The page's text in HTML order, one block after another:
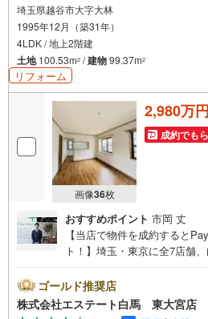
埼玉県越谷市大字大林
1995年12月（築31年）
4LDK / 地上2階建
土地100.53m2 /建物99.37m2
リフォーム
画像36枚
2,980万円
成約でも
おすすめポイント 市岡 丈
【当店で物件を成約すると
ト！】埼玉・東京に全7店舗
築・リフォーム・資金計画の
たします。～人気のリモート
～・小さいお子様や家事で外
ゴールド推奨店
株式会社エステート白馬 東大宮店